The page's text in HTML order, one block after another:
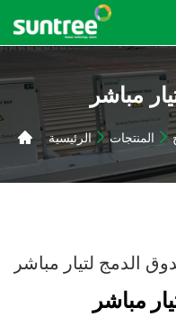
مباشر
الرئيسية المنتجات
الدمج لتيار مباشر
مباشر